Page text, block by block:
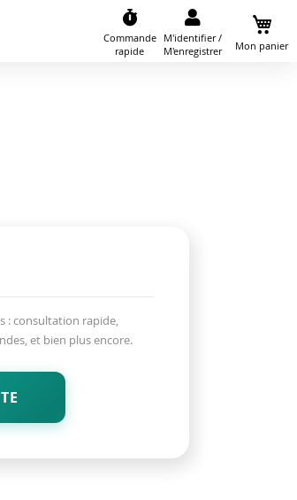
Commande
rapide
Mon panier
M'identifier /
M'enregistrer
: consultation rapide,
et bien plus encore.